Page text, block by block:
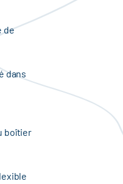
de
dans
boîtier